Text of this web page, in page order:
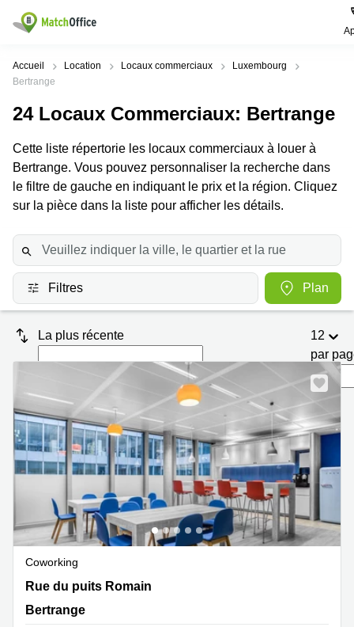
Rechercher / publier
Pages
de
Bureau
Centre
d’affaires
Coworking
Salles
de
réunion
Bureau
virtuel
Villes
Populaires
Luxembourg
Esch-
sur-
Alzette
Senningerberg
Bertrange
Sandweiler
Recherches
populaires
Сoworking
Luxembourg
Salle de
réunion
Coworking
Centre
d'affaires
Bureaux
Bertrange
Esch-sur-
Alzette
Сoworking
Sandweiler
Esch-
Alzette
Sandweiler
Bureaux
Luxembourg
Aide
Qui sommes-nous?
Publier un bureau
Connexion
Choisissez une langue
Luxembourg
Accueil Location Locaux commerciaux
Luxembourg
Bertrange
24 Locaux Commerciaux: Bertrange
Cette liste répertorie les locaux commerciaux à louer à
Bertrange. Vous pouvez personnaliser la recherche dans
le filtre de gauche en indiquant le prix et la région. Cliquez
sur la pièce dans la liste pour afficher les détails.
Filtres Plan
La plus récente
12
par
Coworking
33-39 rue du Puits Romain, Bertrange
Rue du puits Romain
Bertrange